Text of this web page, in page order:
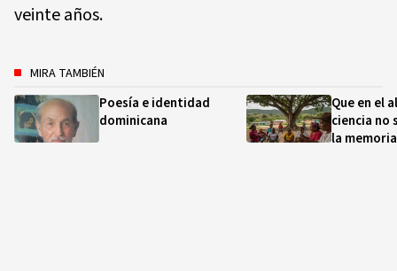
veinte años.
MIRA TAMBIÉN
Poesía e identidad
dominicana
Que en el
ciencia no
la memoria